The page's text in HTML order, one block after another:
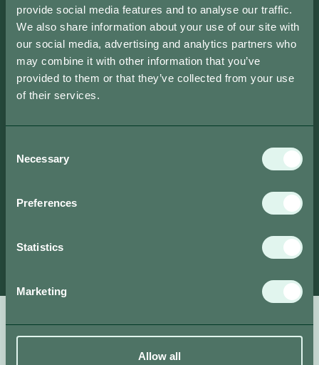
provide social media features and to analyse our traffic.
We also share information about your use of our site with
our social media, advertising and analytics partners who
may combine it with other information that you’ve
provided to them or that they’ve collected from your use
of their services.
Selection
Necessary
Preferences
Statistics
Marketing
Allow all